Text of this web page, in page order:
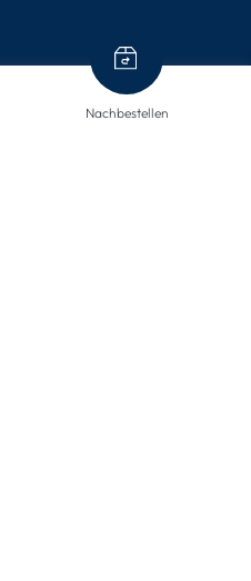
Nachbestellen